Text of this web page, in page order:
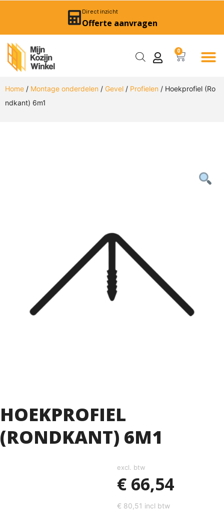
Direct inzicht
Offerte aanvragen
0
Home / Montage onderdelen / Gevel / Profielen / Hoekprofiel (Ro
ndkant) 6m1
HOEKPROFIEL
(RONDKANT) 6M1
excl. btw
€ 66,54
€ 80,51 incl btw